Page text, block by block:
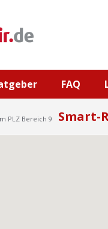
FAQ
PLZ Bereich 9 Smart-